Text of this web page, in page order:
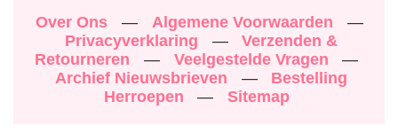
Over Ons — Algemene Voorwaarden
—
Privacyverklaring
—
Verzenden &
Retourneren
— Veelgestelde Vragen
—
Archief Nieuwsbrieven
—
Bestelling
Herroepen
— Sitemap